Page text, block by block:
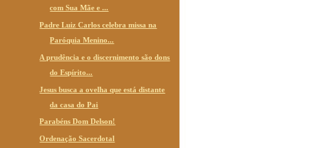
com Sua Mãe e ...
Padre Luiz Carlos celebra missa na
Paróquia Menino...
A prudência e o discernimento são dons
do Espírito...
Jesus busca a ovelha que está distante
da casa do Pai
Parabéns Dom Delson!
Ordenação Sacerdotal